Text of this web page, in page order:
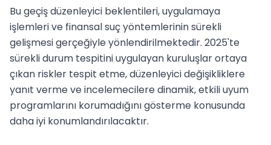
Bu geçiş düzenleyici beklentileri, uygulamaya
işlemleri ve finansal suç yöntemlerinin sürekli
gelişmesi gerçeğiyle yönlendirilmektedir. 2025'te
sürekli durum tespitini uygulayan kuruluşlar ortaya
çıkan riskler tespit etme, düzenleyici değişikliklere
yanıt verme ve incelemecilere dinamik, etkili uyum
programlarını korumadığını gösterme konusunda
daha iyi konumlandırılacaktır.